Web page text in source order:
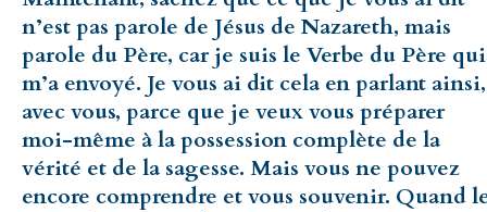
n’est pas parole de Jésus de Nazareth, mais
parole du Père, car je suis le Verbe du Père qui
m’a envoyé. Je vous ai dit cela en parlant ainsi,
avec vous, parce que je veux vous préparer
moi-même à la possession complète de la
vérité et de la sagesse. Mais vous ne pouvez
encore comprendre et vous souvenir. Quand